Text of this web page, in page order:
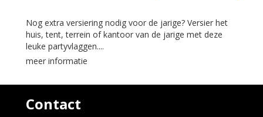
Nog extra versiering nodig voor de jarige? Versier het
huis, tent, terrein of kantoor van de jarige met deze
leuke partyvlaggen....
meer informatie
Contact